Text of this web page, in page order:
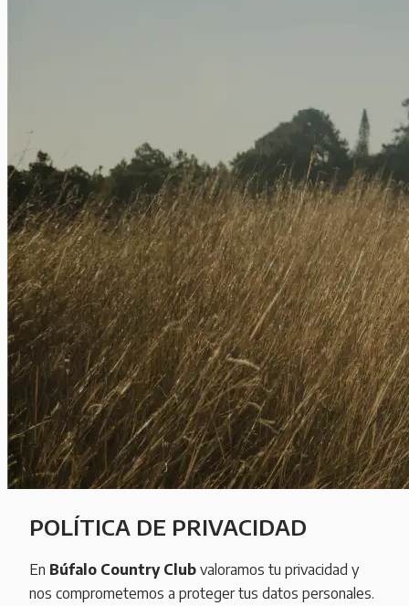
POLÍTICA DE PRIVACIDAD
En Búfalo Country Club valoramos tu privacidad y
nos comprometemos a proteger tus datos personales.